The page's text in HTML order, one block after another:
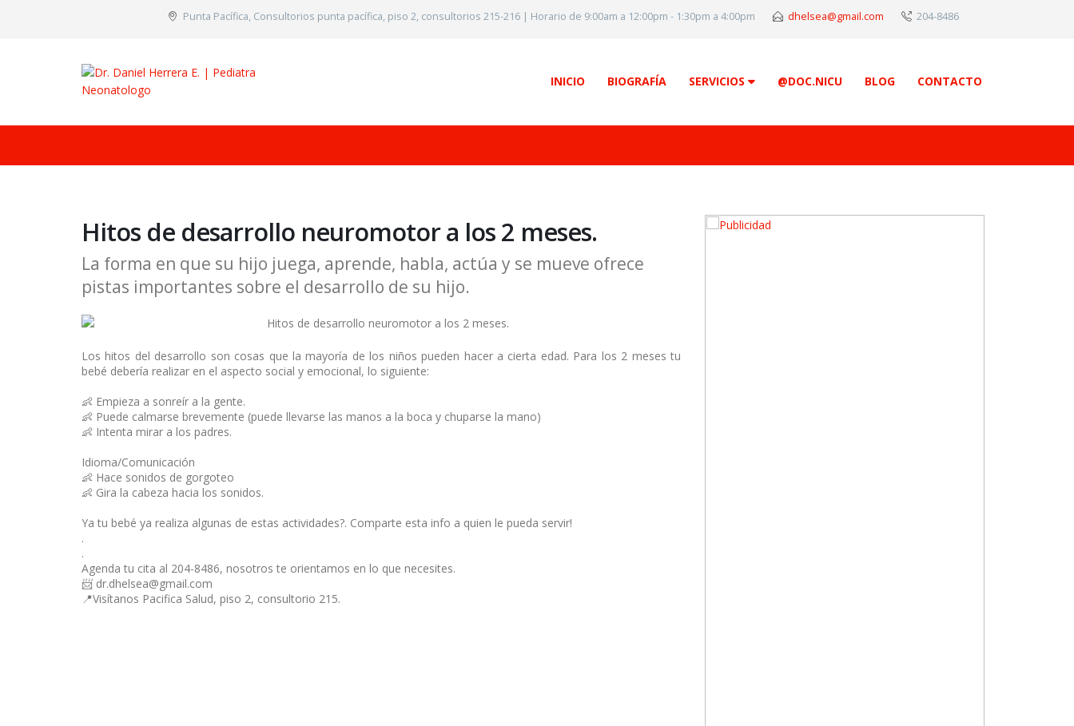
Punta Pací­fica, Consultorios punta pací­fica, piso 2, consultorios 215-216 | Horario de 9:00am a 12:00pm - 1:30pm a 4:00pm dhelsea@gmail.com 204-8486
INICIO BIOGRAFÍA SERVICIOS @DOC.NICU BLOG CONTACTO
Hitos de desarrollo neuromotor a los 2 meses.
La forma en que su hijo juega, aprende, habla, actúa y se mueve ofrece
pistas importantes sobre el desarrollo de su hijo.
Los hitos del desarrollo son cosas que la mayoría de los niños pueden hacer a cierta edad. Para los 2 meses tu
bebé debería realizar en el aspecto social y emocional, lo siguiente:
👶 Empieza a sonreír a la gente.
👶 Puede calmarse brevemente (puede llevarse las manos a la boca y chuparse la mano)
👶 Intenta mirar a los padres.
Idioma/Comunicación
👶 Hace sonidos de gorgoteo
👶 Gira la cabeza hacia los sonidos.
Ya tu bebé ya realiza algunas de estas actividades?. Comparte esta info a quien le pueda servir!
.
.
Agenda tu cita al 204-8486, nosotros te orientamos en lo que necesites.
📨 dr.dhelsea@gmail.com
📍Visítanos Pacifica Salud, piso 2, consultorio 215.